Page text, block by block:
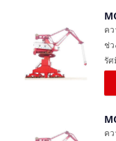
ค
ช่
รัศ
ค